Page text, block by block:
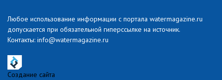
Любое использование информации с портала watermagazine.ru
допускается при обязательной гиперссылке на источник.
Контакты: info@watermagazine.ru
Создание сайта